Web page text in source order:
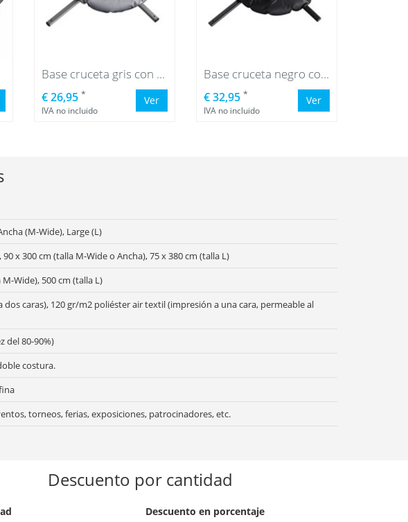
Base cruceta gris con bolsa de agua gris
€ 26,95 *
IVA no incluido
Ver
Base cruceta negro con bolsa de agua negro
€ 32,95 *
IVA no incluido
Ver
(M-Wide), Large (L)
x 300 cm (talla M-Wide o Ancha), 75 x 380 cm (talla L)
Wide), 500 cm (talla L)
caras), 120 gr/m2 poliéster air textil (impresión a una cara, permeable al
del 80-90%)
costura.
torneos, ferias, exposiciones, patrocinadores, etc.
Descuento por cantidad
Descuento en porcentaje